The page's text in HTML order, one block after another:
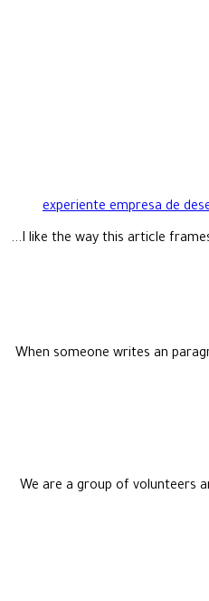
experiente empresa de
I like the way this article
When someone writes an
We are a group of volunteers